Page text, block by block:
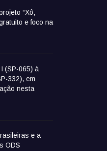
“Xô,
e foco na
(SP-065) à
332), em
nesta
e a
ODS